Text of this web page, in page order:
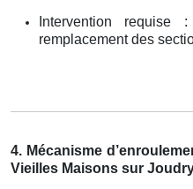
Intervention requise
remplacement des
4. Mécanisme
Vieilles Maisons sur